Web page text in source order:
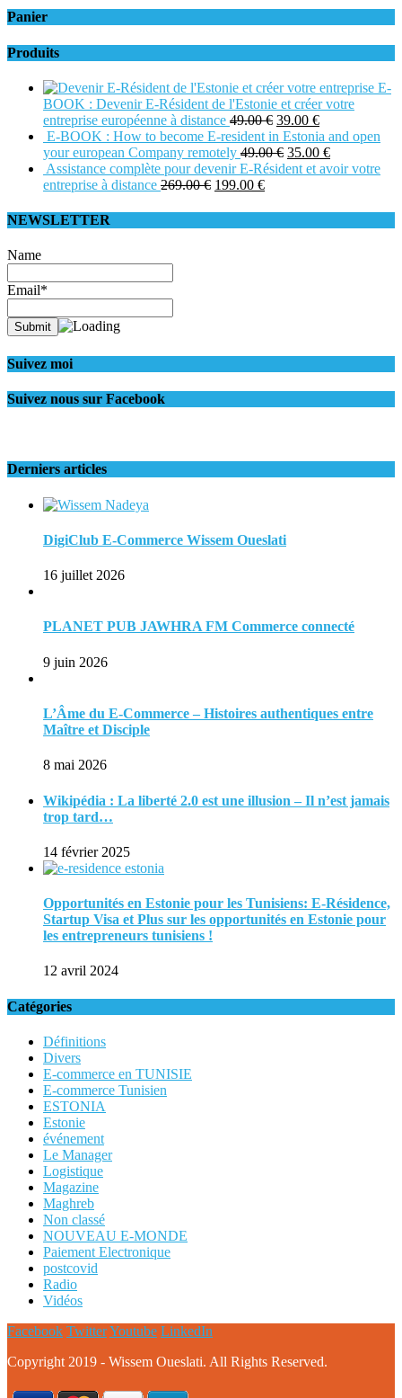
Panier
Produits
E-
BOOK : Devenir E-Résident de l'Estonie et créer votre
entreprise européenne à distance 49.00€ 39.00 €
E-BOOK : How to become E-resident in Estonia and open
your european Company remotely 49.00€ 35.00 €
Assistance complète pour devenir E-Résident et avoir votre
entreprise à distance 269.00€ 199.00 €
NEWSLETTER
Name
Email*
Suivez moi
Suivez nous sur Facebook
Derniers articles
DigiClub E-Commerce Wissem Oueslati
16 juillet 2026
PLANET PUB JAWHRA FM Commerce connecté
9 juin 2026
L’Âme du E-Commerce – Histoires authentiques entre
Maître et Disciple
8 mai 2026
Wikipédia : La liberté 2.0 est une illusion – Il n’est jamais
trop tard…
14 février 2025
Opportunités en Estonie pour les Tunisiens: E-Résidence,
Startup Visa et Plus sur les opportunités en Estonie pour
les entrepreneurs tunisiens !
12 avril 2024
Catégories
Définitions
Divers
E-commerce en TUNISIE
E-commerce Tunisien
ESTONIA
Estonie
événement
Le Manager
Logistique
Magazine
Maghreb
Non classé
NOUVEAU E-MONDE
Paiement Electronique
postcovid
Radio
Vidéos
Facebook TwitterYoutube LinkedIn
Copyright 2019 - Wissem Oueslati. All Rights Reserved.